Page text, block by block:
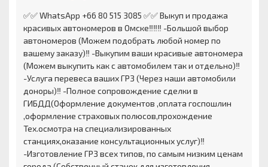
✅✅ WhatsApp +66 80 515 3085 ✅✅ Выкуп и продажа
красивых автономеров в Омске‼️‼️‼️ -Большой выбор
автономеров (Можем подобрать любой номер по
вашему заказу)‼️ -Выкупим ваши красивые автономера
(Можем выкупить как с автомобилем так и отдельно)‼️
-Услуга перевеса ваших ГРЗ (Через наши автомобили
доноры)‼️ -Полное сопровождение сделки в
ГИБДД(Оформление документов ,оплата госпошлин
,оформление страховых полюсов,прохождение
Тех.осмотра на специализированных
станциях,оказание консультационных услуг)‼️
-Изготовление ГРЗ всех типов, по самым низким ценам